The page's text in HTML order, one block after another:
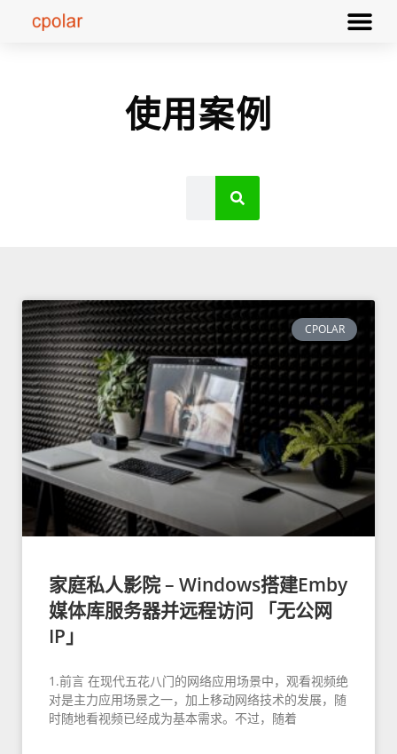
使用案例
CPOLAR
家庭私人影院 – Windows搭建Emby
媒体库服务器并远程访问 「无公网
IP」
1.前言 在现代五花八门的网络应用场景中，观看视频绝
对是主力应用场景之一，加上移动网络技术的发展，随
时随地看视频已经成为基本需求。不过，随着